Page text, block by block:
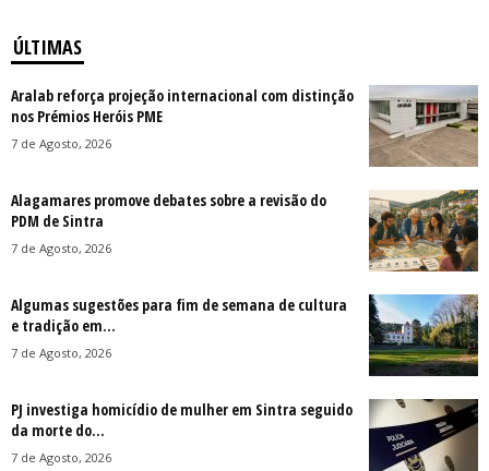
ÚLTIMAS
Aralab reforça projeção internacional com distinção
nos Prémios Heróis PME
7 de Agosto, 2026
Alagamares promove debates sobre a revisão do
PDM de Sintra
7 de Agosto, 2026
Algumas sugestões para fim de semana de cultura
e tradição em...
7 de Agosto, 2026
PJ investiga homicídio de mulher em Sintra seguido
da morte do...
7 de Agosto, 2026